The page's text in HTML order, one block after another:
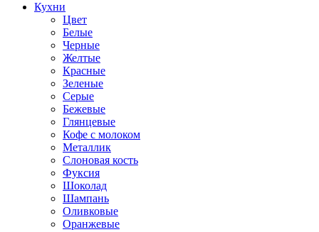
Кухни
Цвет
Белые
Черные
Желтые
Красные
Зеленые
Серые
Бежевые
Глянцевые
Кофе с молоком
Металлик
Слоновая кость
Фуксия
Шоколад
Шампань
Оливковые
Оранжевые